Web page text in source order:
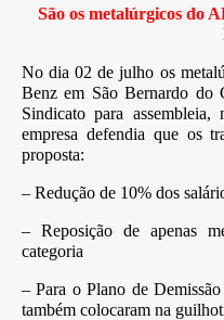
São os metalúrgicos do
No dia 02 de julho os
Benz em São Bernardo do
Sindicato para
empresa defendia que os
proposta:
– Redução de 10% dos
– Reposição de apenas
categoria
– Para o Plano de
também colocaram na